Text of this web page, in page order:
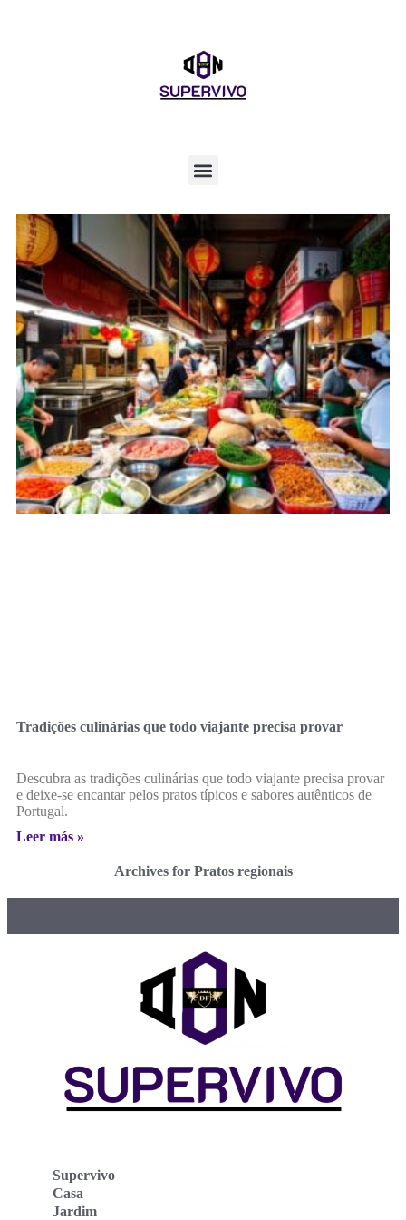
Tradições culinárias que todo viajante precisa provar
Descubra as tradições culinárias que todo viajante precisa provar
e deixe-se encantar pelos pratos típicos e sabores autênticos de
Portugal.
Leer más »
Archives for Pratos regionais
Supervivo
Casa
Jardim